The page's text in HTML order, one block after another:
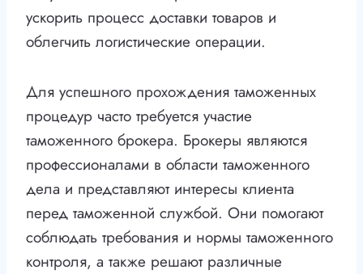
ускорить процесс доставки товаров и
облегчить логистические операции.
Для успешного прохождения таможенных
процедур часто требуется участие
таможенного брокера. Брокеры являются
профессионалами в области таможенного
дела и представляют интересы клиента
перед таможенной службой. Они помогают
соблюдать требования и нормы таможенного
контроля, а также решают различные